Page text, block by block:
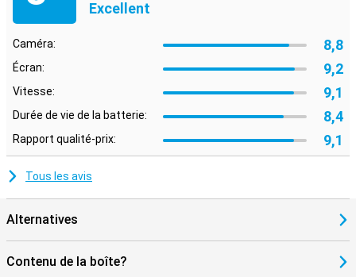
Excellent
Caméra: 8,8
Écran: 9,2
Vitesse: 9,1
Durée de vie de la batterie: 8,4
Rapport qualité-prix: 9,1
Tous les avis
Alternatives
Contenu de la boîte?